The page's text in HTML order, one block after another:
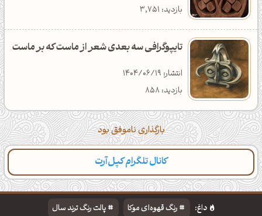
بازدید: 3,751
تایپوگرافی سه بعدی شعر از ماست که بر ماست
انتشار: 1404/06/19
بازدید: 858
بارگذاری ناموفق بود
کانال تلگرام کپل‌آرت
داغ: رنگ قهوه‌ای موکا
پالت رنگ ترند سال